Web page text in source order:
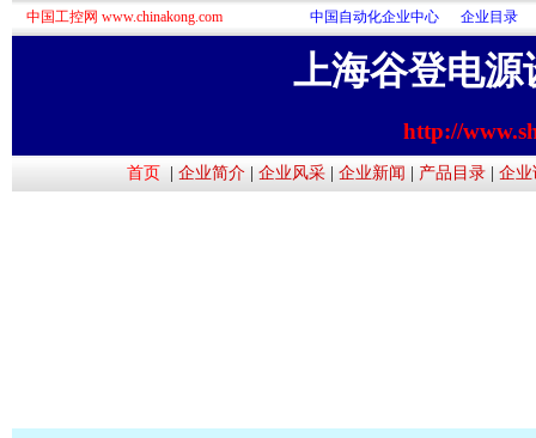
中国工控网 www.chinakong.com 中国自动化企业中心 企业目录
上海谷登电源
http://
首页 企业简介| 企业风采| 企业新闻 产品目录| 企业